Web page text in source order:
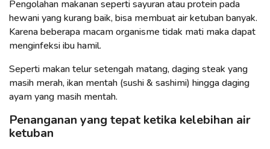
Pengolahan makanan seperti sayuran atau protein pada
hewani yang kurang baik, bisa membuat air ketuban banyak.
Karena beberapa macam organisme tidak mati maka dapat
menginfeksi ibu hamil.
Seperti makan telur setengah matang, daging steak yang
masih merah, ikan mentah (sushi & sashimi) hingga daging
ayam yang masih mentah.
Penanganan yang tepat ketika kelebihan air
ketuban